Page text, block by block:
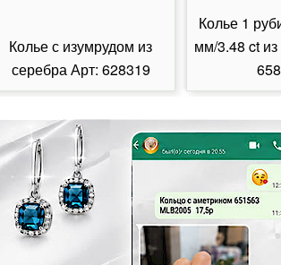
Колье с изумрудом из
серебра Арт: 628319
Колье 1
мм/3.48 ct